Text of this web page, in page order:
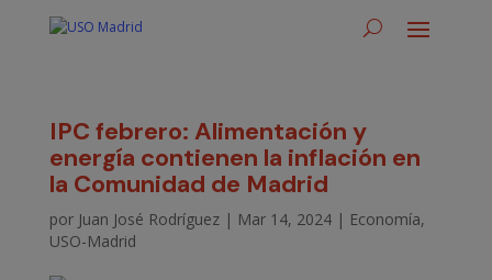
IPC febrero: Alimentación y
energía contienen la inflación en
la Comunidad de Madrid
por Juan José Rodríguez| Mar 14, 2024| Economía,
USO-Madrid